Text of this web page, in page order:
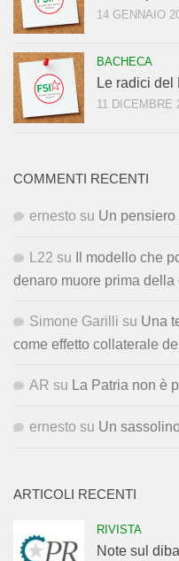
14 GENNAIO
BACHECA
Le radici del
11 DICEMBRE
COMMENTI RECENTI
ernesto su Un pensiero
L22 su
Il modello che
denaro muore prima
Simone Garilli su Una
come effetto collaterale
AR su La Patria non è
ernesto su Un
ARTICOLI RECENTI
RIVISTA
Note sul